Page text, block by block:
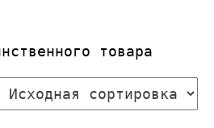
товара